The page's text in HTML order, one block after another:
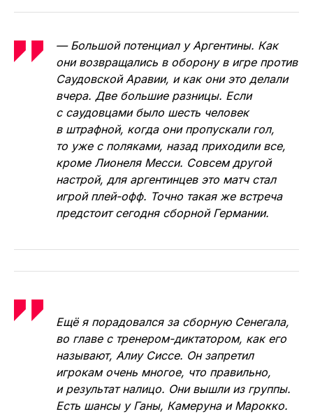
— Большой потенциал у Аргентины. Как
они возвращались в оборону в игре против
Саудовской Аравии, и как они это делали
вчера. Две большие разницы. Если
с саудовцами было шесть человек
в штрафной, когда они пропускали гол,
то уже с поляками, назад приходили все,
кроме Лионеля Месси. Совсем другой
настрой, для аргентинцев это матч стал
игрой плей-офф. Точно такая же встреча
предстоит сегодня сборной Германии.
Ещё я порадовался за сборную Сенегала,
во главе с тренером-диктатором, как его
называют, Алиу Сиссе. Он запретил
игрокам очень многое, что правильно,
и результат налицо. Они вышли из группы.
Есть шансы у Ганы, Камеруна и Марокко.